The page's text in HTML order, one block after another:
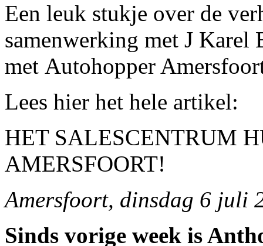
Een leuk stukje over de
samenwerking met J Karel
met Autohopper
Lees hier het hele artikel:
HET SALESCENTRUM
AMERSFOORT!
Amersfoort, dinsdag 6 juli
Sinds vorige week is